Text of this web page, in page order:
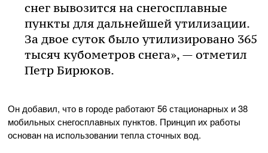
снег вывозится на снегосплавные
пункты для дальнейшей утилизации.
За двое суток было утилизировано 365
тысяч кубометров снега», — отметил
Петр Бирюков.
Он добавил, что в городе работают 56 стационарных и 38
мобильных снегосплавных пунктов. Принцип их работы
основан на использовании тепла сточных вод.